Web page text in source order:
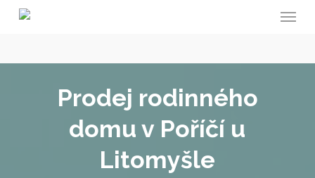
content
Menu
Prodej rodinného
domu v Poříčí u
Litomyšle